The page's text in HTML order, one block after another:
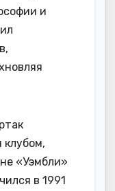
и
клубом,
«Уэмбли»
в 1991